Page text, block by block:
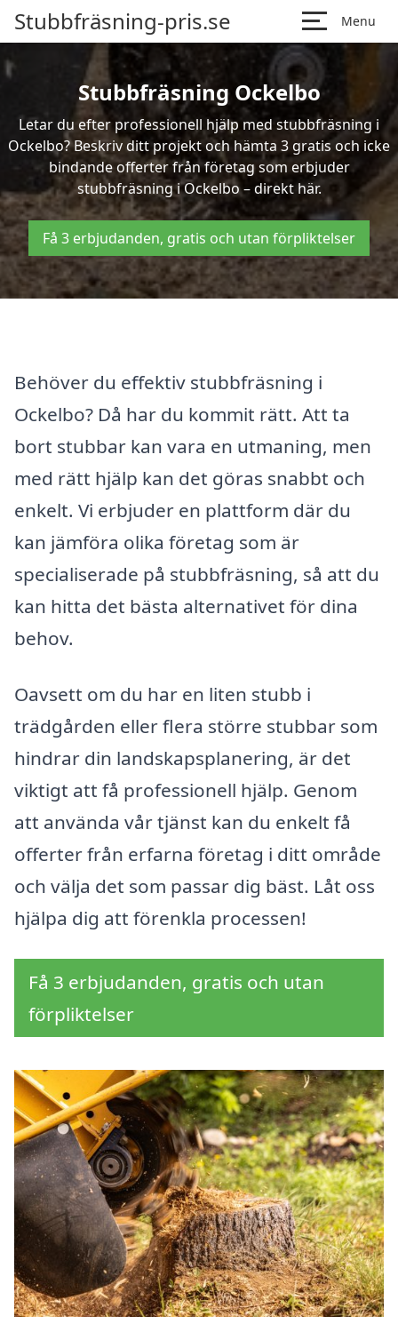
Stubbfräsning-pris.se Menu
Stubbfräsning Ockelbo
Letar du efter professionell hjälp med stubbfräsning i
Ockelbo? Beskriv ditt projekt och hämta 3 gratis och icke
bindande offerter från företag som erbjuder
stubbfräsning i Ockelbo – direkt här.
Få 3 erbjudanden, gratis och utan förpliktelser
Behöver du effektiv stubbfräsning i
Ockelbo? Då har du kommit rätt. Att ta
bort stubbar kan vara en utmaning, men
med rätt hjälp kan det göras snabbt och
enkelt. Vi erbjuder en plattform där du
kan jämföra olika företag som är
specialiserade på stubbfräsning, så att du
kan hitta det bästa alternativet för dina
behov.
Oavsett om du har en liten stubb i
trädgården eller flera större stubbar som
hindrar din landskapsplanering, är det
viktigt att få professionell hjälp. Genom
att använda vår tjänst kan du enkelt få
offerter från erfarna företag i ditt område
och välja det som passar dig bäst. Låt oss
hjälpa dig att förenkla processen!
Få 3 erbjudanden, gratis och utan
förpliktelser